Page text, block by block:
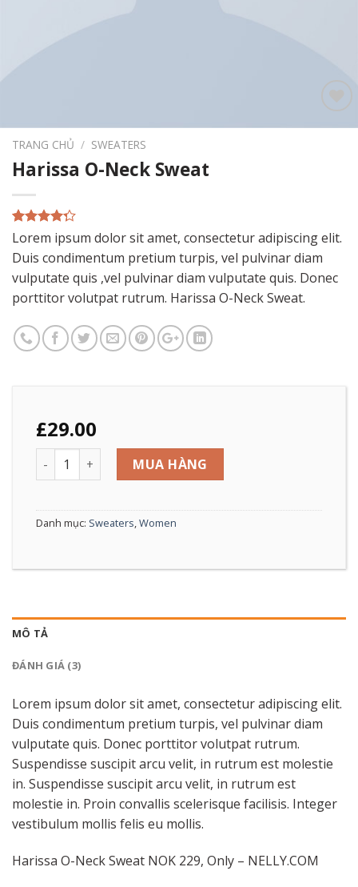
Add to
TRANG CHỦ / SWEATERS
Harissa O-Neck Sweat
4.00trên
trên
3
đánh
giá
Lorem ipsum dolor sit amet, consectetur adipiscing elit.
Duis condimentum pretium turpis, vel pulvinar diam
vulputate quis ,vel pulvinar diam vulputate quis. Donec
porttitor volutpat rutrum. Harissa O-Neck Sweat.
£29.00
Harissa O-Neck Sweat số lượng
MUA HÀNG
Danh mục: Sweaters,Women
MÔ TẢ
ĐÁNH GIÁ (3)
Lorem ipsum dolor sit amet, consectetur adipiscing elit.
Duis condimentum pretium turpis, vel pulvinar diam
vulputate quis. Donec porttitor volutpat rutrum.
Suspendisse suscipit arcu velit, in rutrum est molestie
in. Suspendisse suscipit arcu velit, in rutrum est
molestie in. Proin convallis scelerisque facilisis. Integer
vestibulum mollis felis eu mollis.
Harissa O-Neck Sweat NOK 229, Only – NELLY.COM